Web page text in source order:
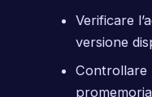
Verificare
versione
Controllare